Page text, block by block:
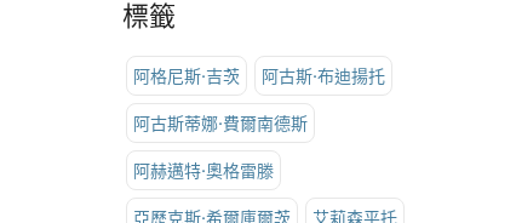
標籤
阿格尼斯·吉茨 阿古斯·布迪揚托
阿古斯蒂娜·費爾南德斯
阿赫邁特·奧格雷滕
亞歷克斯·希爾庫爾茨 艾莉森平托